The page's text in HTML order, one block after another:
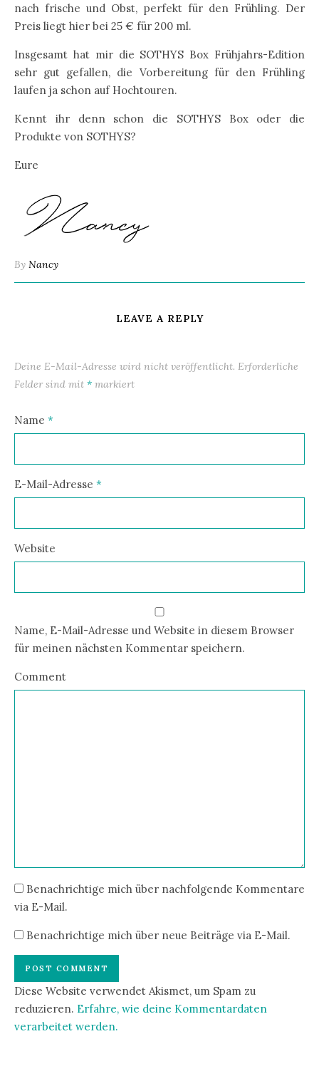
nach frische und Obst, perfekt für den Frühling. Der
Preis liegt hier bei 25 € für 200 ml.
Insgesamt hat mir die SOTHYS Box Frühjahrs-Edition
sehr gut gefallen, die Vorbereitung für den Frühling
laufen ja schon auf Hochtouren.
Kennt ihr denn schon die SOTHYS Box oder die
Produkte von SOTHYS?
Eure
By Nancy
LEAVE A REPLY
Deine E-Mail-Adresse wird nicht veröffentlicht. Erforderliche
Felder sind mit * markiert
Name *
E-Mail-Adresse *
Website
Name, E-Mail-Adresse und Website in diesem Browser
für meinen nächsten Kommentar speichern.
Comment
Benachrichtige mich über nachfolgende Kommentare
via E-Mail.
Benachrichtige mich über neue Beiträge via E-Mail.
Diese Website verwendet Akismet, um Spam zu
reduzieren. Erfahre, wie deine Kommentardaten
verarbeitet werden.